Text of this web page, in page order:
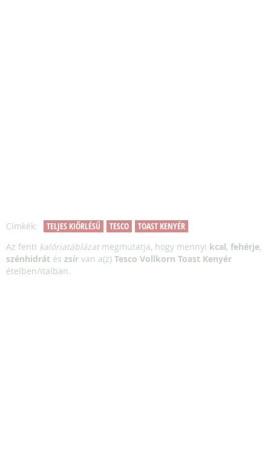
Címkék: TELJES KIŐRLÉSŰ TESCO
TOAST KENYÉR
Az fenti kalóriatáblázatmegmutatja, hogy mennyi kcal, fehérje,
szénhidrát és zsír van a(z) Tesco Vollkorn Toast Kenyér
ételben/italban.